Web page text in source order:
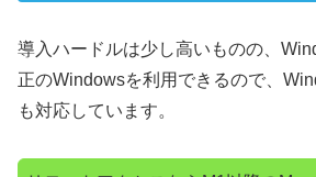
導入ハードルは少し高いものの、
正のWindowsを利用できるので、
も対応しています。